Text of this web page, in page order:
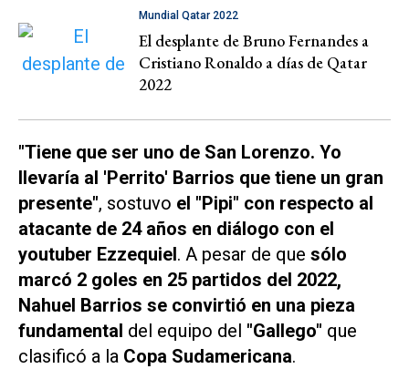
Mundial Qatar 2022
El desplante de Bruno Fernandes a
Cristiano Ronaldo a días de Qatar
2022
"Tiene que ser uno de San Lorenzo. Yo
llevaría al 'Perrito' Barrios que tiene un gran
presente", sostuvo el "Pipi" con respecto al
atacante de 24 años en diálogo con el
youtuber Ezzequiel. A pesar de que sólo
marcó 2 goles en 25 partidos del 2022,
Nahuel Barrios se convirtió en una pieza
fundamental del equipo del "Gallego" que
clasificó a la Copa Sudamericana.